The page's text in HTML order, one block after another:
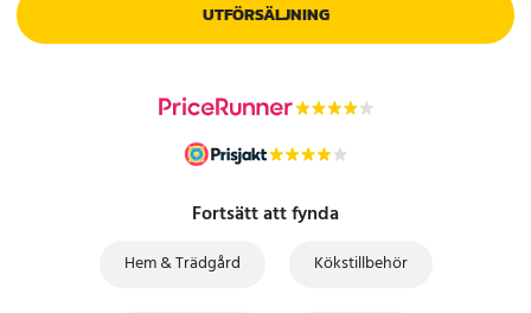
UTFÖRSÄLJNING
Fortsätt att fynda
Hem & Trädgård Kökstillbehör